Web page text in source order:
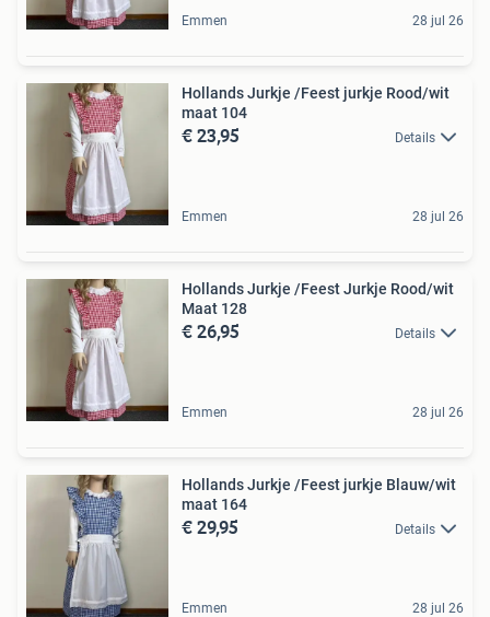
Emmen 28 jul 26
Hollands Jurkje /Feest jurkje Rood/wit
maat 104
€ 23,95 Details
Emmen 28 jul 26
Hollands Jurkje /Feest Jurkje Rood/wit
Maat 128
€ 26,95 Details
Emmen 28 jul 26
Hollands Jurkje /Feest jurkje Blauw/wit
maat 164
€ 29,95 Details
Emmen 28 jul 26